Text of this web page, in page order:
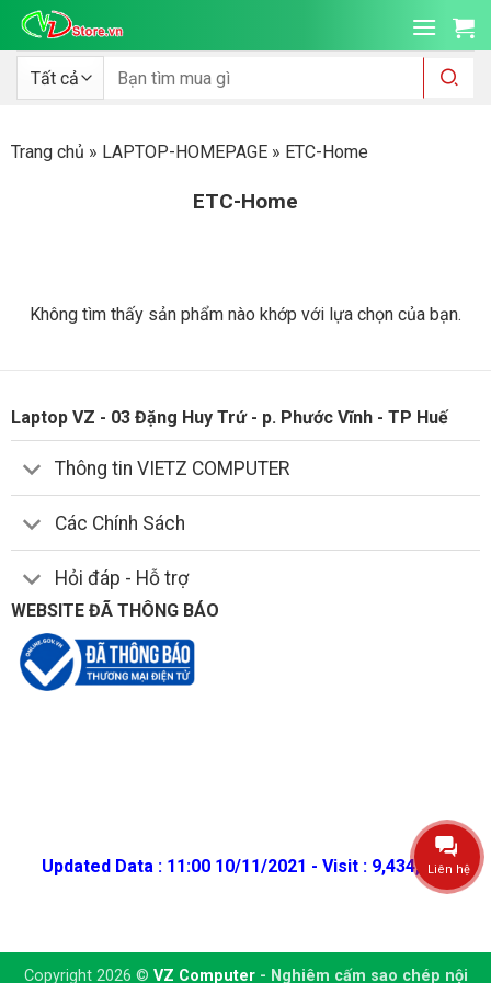
qua
dung
Tìm
kiếm:
Trang chủ » LAPTOP-HOMEPAGE» ETC-Home
ETC-Home
Không tìm thấy sản phẩm nào khớp với lựa chọn của bạn.
Laptop VZ - 03 Đặng Huy Trứ - p. Phước Vĩnh - TP Huế
Thông tin VIETZ COMPUTER
Các Chính Sách
Hỏi đáp - Hỗ trợ
WEBSITE ĐÃ THÔNG BÁO
Updated Data : 11:00 10/11/2021 - Visit : 9,434,686
Copyright 2026 © VZ Computer- Nghiêm cấm sao chép nội
Liên hệ